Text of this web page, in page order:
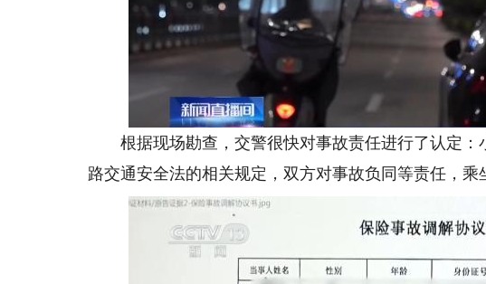
根据现场勘查，交警很快对事故责任进行了认定：
路交通安全法的相关规定，双方对事故负同等责任，乘